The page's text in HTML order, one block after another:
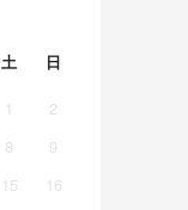
土 日
1
2
8
9
15
16